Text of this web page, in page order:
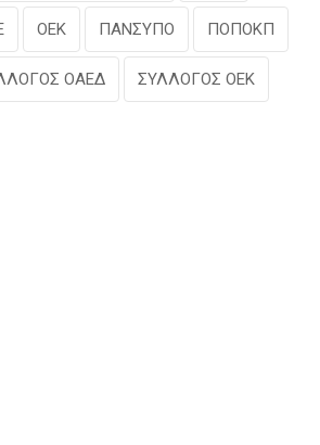
ΟΕΚ ΠΑΝΣΥΠΟ ΠΟΠΟΚΠ
ΟΑΕΔ ΣΥΛΛΟΓΟΣ ΟΕΚ